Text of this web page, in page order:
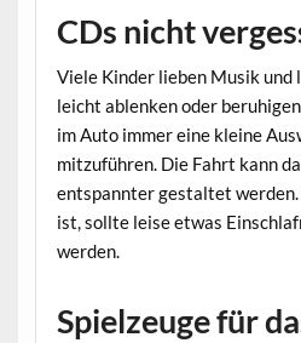
CDs nicht
Viele Kinder lieben Musik und
leicht ablenken oder
im Auto immer eine kleine
mitzuführen. Die Fahrt kann
entspannter gestaltet werden.
ist, sollte leise etwas
werden.
Spielzeuge für